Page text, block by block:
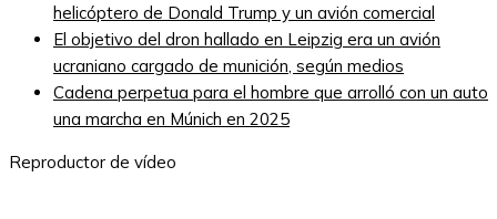
helicóptero de Donald Trump y un avión comercial
El objetivo del dron hallado en Leipzig era un avión
ucraniano cargado de munición, según medios
Cadena perpetua para el hombre que arrolló con un auto
una marcha en Múnich en 2025
Reproductor de vídeo